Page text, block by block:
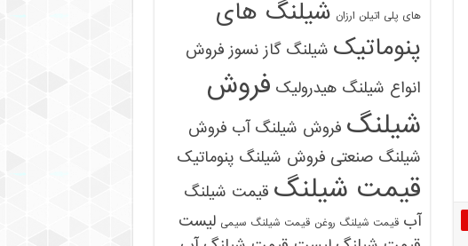
های پلی اتیلن ارزان شیلنگ های
پنوماتیک شیلنگ گاز نسوز فروش
انواع شیلنگ هیدرولیک فروش
شیلنگ فروش شیلنگ آب فروش
شیلنگ صنعتی فروش شیلنگ پنوماتیک
قیمت شیلنگ قیمت شیلنگ
آب قیمت شیلنگ روغن قیمت شیلنگ سیمی لیست